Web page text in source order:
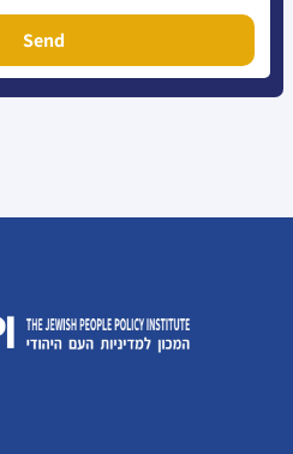
Send